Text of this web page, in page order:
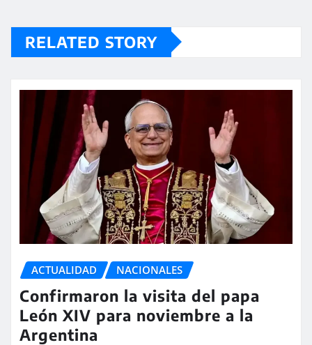
RELATED STORY
ACTUALIDAD NACIONALES
Confirmaron la visita del papa
León XIV para noviembre a la
Argentina